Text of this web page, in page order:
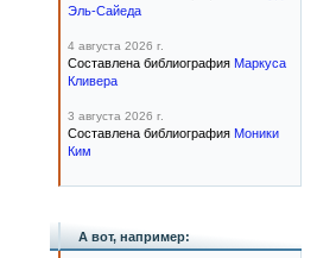
Эль-Сайеда
4 августа 2026 г.
Составлена библиография Маркуса
Кливера
3 августа 2026 г.
Составлена библиография Моники
Ким
А вот, например: